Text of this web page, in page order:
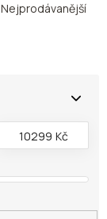
Nejprodávanější
10299 Kč